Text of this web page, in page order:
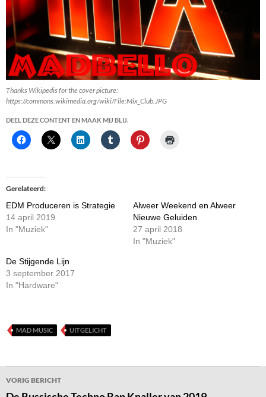
Thanks Wikipedis for the cover picture:
https://commons.wikimedia.org/wiki/File:Mix_Club.JPG
DEEL DEZE CONTENT EN MAAK MIJ BLIJ.
Gerelateerd
EDM Produceren is Strategie
14 april 2019
In "Muziek"
Alweer Weekend en Alweer
Nieuwe Geluiden
27 april 2018
In "Muziek"
De Stijgende Lijn
3 september 2017
In "Hardware"
MAD MUSIC UITGELICHT
Bericht
VORIG BERICHT